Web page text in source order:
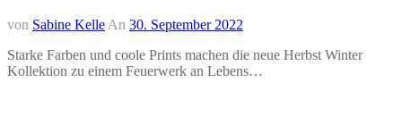
von Sabine Kelle An 30. September 2022
Starke Farben und coole Prints machen die neue Herbst Winter
Kollektion zu einem Feuerwerk an Lebens…